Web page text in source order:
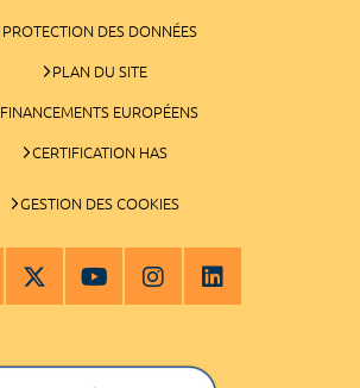
PROTECTION DES DONNÉES
PLAN DU SITE
FINANCEMENTS EUROPÉENS
CERTIFICATION HAS
GESTION DES COOKIES